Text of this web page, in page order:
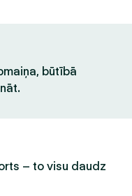
būtībā
– to visu daudz